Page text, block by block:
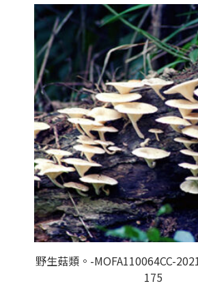
野生菇類。-MOFA110064CC-
175